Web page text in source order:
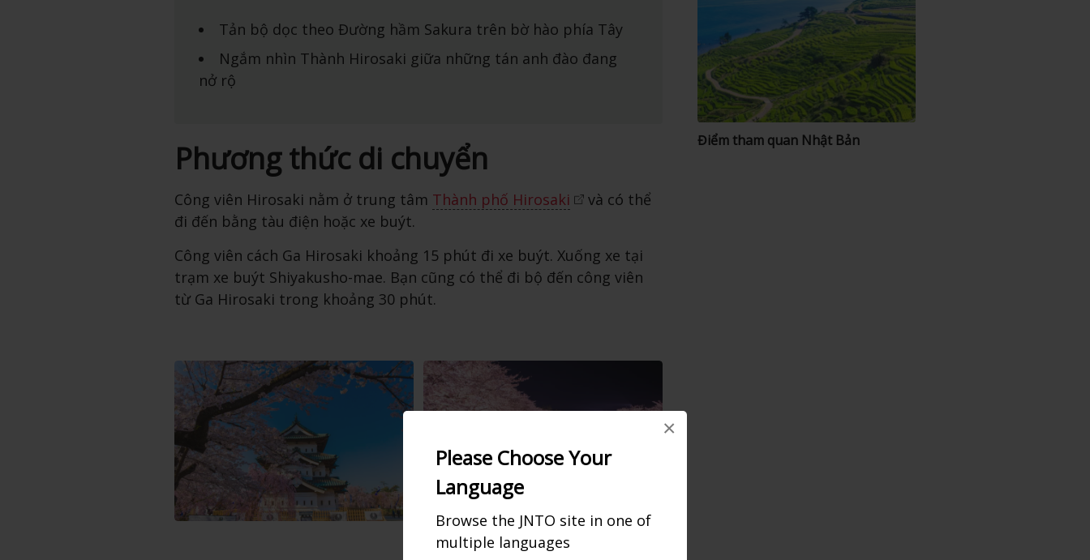
Please Choose Your
Language
Browse the JNTO site in one of
multiple languages
×
Tản bộ dọc theo Đường hầm Sakura trên bờ hào phía Tây
Ngắm nhìn Thành Hirosaki giữa những tán anh đào đang
nở rộ
Phương thức di chuyển
Công viên Hirosaki nằm ở trung tâm Thành phố Hirosaki
và có thể
đi đến bằng tàu điện hoặc xe buýt.
Công viên cách Ga Hirosaki khoảng 15 phút đi xe buýt. Xuống xe tại
trạm xe buýt Shiyakusho-mae. Bạn cũng có thể đi bộ đến công viên
từ Ga Hirosaki trong khoảng 30 phút.
Điểm tham quan Nhật Bản